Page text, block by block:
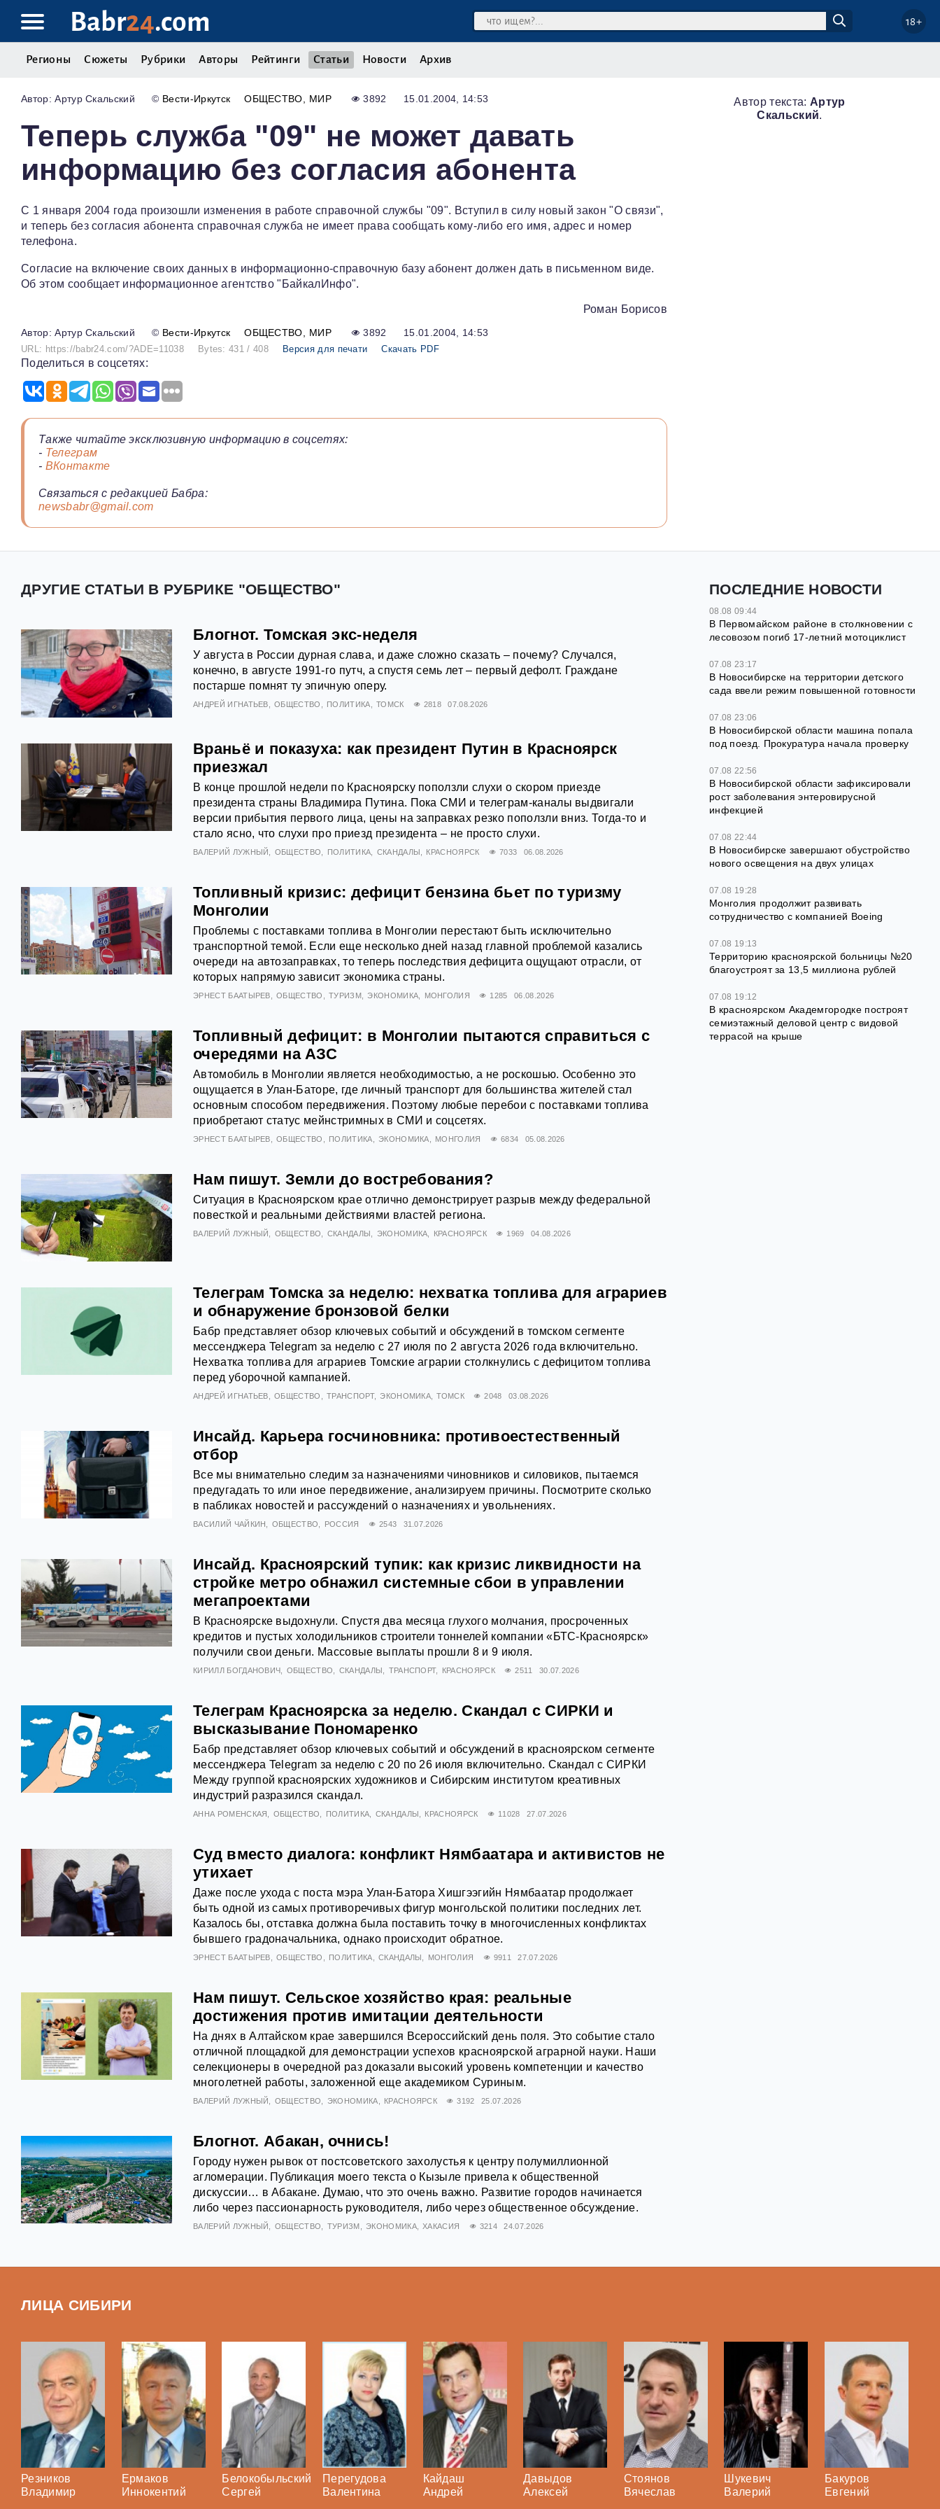
Babr24.com 18+
Регионы Сюжеты Рубрики Авторы Рейтинги Статьи Новости Архив
Артур Скальский © Вести-Иркутск ОБЩЕСТВО МИР 3892 15.01.2004, 14:53
Теперь служба "09" не может давать
информацию без согласия абонента
С 1 января 2004 года произошли изменения в работе справочной службы "09". Вступил в силу новый закон "О связи",
и теперь без согласия абонента справочная служба не имеет права сообщать кому-либо его имя, адрес и номер
телефона.
Согласие на включение своих данных в информационно-справочную базу абонент должен дать в письменном виде.
Об этом сообщает информационное агентство "БайкалИнфо".
Роман Борисов
Артур Скальский © Вести-Иркутск ОБЩЕСТВО МИР 3892 15.01.2004, 14:53
URL: https://babr24.com/?ADE=11038 Bytes: 431 / 408 Версия для печати Скачать PDF
Поделиться в соцсетях:
Также читайте эксклюзивную информацию в соцсетях:
- Телеграм
- ВКонтакте
Связаться с редакцией Бабра:
newsbabr@gmail.com
Автор текста: Артур
Скальский.
ДРУГИЕ СТАТЬИ В РУБРИКЕ "ОБЩЕСТВО"
Блогнот. Томская экс-неделя
У августа в России дурная слава, и даже сложно сказать – почему? Случался,
конечно, в августе 1991-го путч, а спустя семь лет – первый дефолт. Граждане
постарше помнят ту эпичную оперу.
АНДРЕЙ ИГНАТЬЕВ ОБЩЕСТВО ПОЛИТИКА ТОМСК 2818 07.08.2026
Враньё и показуха: как президент Путин в Красноярск
приезжал
В конце прошлой недели по Красноярску поползли слухи о скором приезде
президента страны Владимира Путина. Пока СМИ и телеграм-каналы выдвигали
версии прибытия первого лица, цены на заправках резко поползли вниз. Тогда-то и
стало ясно, что слухи про приезд президента – не просто слухи.
ВАЛЕРИЙ ЛУЖНЫЙ ОБЩЕСТВО ПОЛИТИКА СКАНДАЛЫ КРАСНОЯРСК 7033 06.08.2026
Топливный кризис: дефицит бензина бьет по туризму
Монголии
Проблемы с поставками топлива в Монголии перестают быть исключительно
транспортной темой. Если еще несколько дней назад главной проблемой казались
очереди на автозаправках, то теперь последствия дефицита ощущают отрасли, от
которых напрямую зависит экономика страны.
ЭРНЕСТ БААТЫРЕВ ОБЩЕСТВО ТУРИЗМ ЭКОНОМИКА МОНГОЛИЯ 1285 06.08.2026
Топливный дефицит: в Монголии пытаются справиться с
очередями на АЗС
Автомобиль в Монголии является необходимостью, а не роскошью. Особенно это
ощущается в Улан-Баторе, где личный транспорт для большинства жителей стал
основным способом передвижения. Поэтому любые перебои с поставками топлива
приобретают статус мейнстримных в СМИ и соцсетях.
ЭРНЕСТ БААТЫРЕВ ОБЩЕСТВО ПОЛИТИКА ЭКОНОМИКА МОНГОЛИЯ 6834 05.08.2026
Нам пишут. Земли до востребования?
Ситуация в Красноярском крае отлично демонстрирует разрыв между федеральной
повесткой и реальными действиями властей региона.
ВАЛЕРИЙ ЛУЖНЫЙ ОБЩЕСТВО СКАНДАЛЫ ЭКОНОМИКА КРАСНОЯРСК 1969 04.08.2026
Телеграм Томска за неделю: нехватка топлива для аграриев
и обнаружение бронзовой белки
Бабр представляет обзор ключевых событий и обсуждений в томском сегменте
мессенджера Telegram за неделю с 27 июля по 2 августа 2026 года включительно.
Нехватка топлива для аграриев Томские аграрии столкнулись с дефицитом топлива
перед уборочной кампанией.
АНДРЕЙ ИГНАТЬЕВ ОБЩЕСТВО ТРАНСПОРТ ЭКОНОМИКА ТОМСК 2048 03.08.2026
Инсайд. Карьера госчиновника: противоестественный
отбор
Все мы внимательно следим за назначениями чиновников и силовиков, пытаемся
предугадать то или иное передвижение, анализируем причины. Посмотрите сколько
в пабликах новостей и рассуждений о назначениях и увольнениях.
ВАСИЛИЙ ЧАЙКИН ОБЩЕСТВО РОССИЯ 2543 31.07.2026
Инсайд. Красноярский тупик: как кризис ликвидности на
стройке метро обнажил системные сбои в управлении
мегапроектами
В Красноярске выдохнули. Спустя два месяца глухого молчания, просроченных
кредитов и пустых холодильников строители тоннелей компании «БТС-Красноярск»
получили свои деньги. Массовые выплаты прошли 8 и 9 июля.
КИРИЛЛ БОГДАНОВИЧ ОБЩЕСТВО СКАНДАЛЫ ТРАНСПОРТ КРАСНОЯРСК 2511 30.07.2026
Телеграм Красноярска за неделю. Скандал с СИРКИ и
высказывание Пономаренко
Бабр представляет обзор ключевых событий и обсуждений в красноярском сегменте
мессенджера Telegram за неделю с 20 по 26 июля включительно. Скандал с СИРКИ
Между группой красноярских художников и Сибирским институтом креативных
индустрий разразился скандал.
АННА РОМЕНСКАЯ ОБЩЕСТВО ПОЛИТИКА СКАНДАЛЫ КРАСНОЯРСК 11028 27.07.2026
Суд вместо диалога: конфликт Нямбаатара и активистов не
утихает
Даже после ухода с поста мэра Улан-Батора Хишгээгийн Нямбаатар продолжает
быть одной из самых противоречивых фигур монгольской политики последних лет.
Казалось бы, отставка должна была поставить точку в многочисленных конфликтах
бывшего градоначальника, однако происходит обратное.
ЭРНЕСТ БААТЫРЕВ ОБЩЕСТВО ПОЛИТИКА СКАНДАЛЫ МОНГОЛИЯ 9911 27.07.2026
Нам пишут. Сельское хозяйство края: реальные
достижения против имитации деятельности
На днях в Алтайском крае завершился Всероссийский день поля. Это событие стало
отличной площадкой для демонстрации успехов красноярской аграрной науки. Наши
селекционеры в очередной раз доказали высокий уровень компетенции и качество
многолетней работы, заложенной еще академиком Суриным.
ВАЛЕРИЙ ЛУЖНЫЙ ОБЩЕСТВО ЭКОНОМИКА КРАСНОЯРСК 3192 25.07.2026
Блогнот. Абакан, очнись!
Городу нужен рывок от постсоветского захолустья к центру полумиллионной
агломерации. Публикация моего текста о Кызыле привела к общественной
дискуссии… в Абакане. Думаю, что это очень важно. Развитие городов начинается
либо через пассионарность руководителя, либо через общественное обсуждение.
ВАЛЕРИЙ ЛУЖНЫЙ ОБЩЕСТВО ТУРИЗМ ЭКОНОМИКА ХАКАСИЯ 3214 24.07.2026
ПОСЛЕДНИЕ НОВОСТИ
08.08 09:44
В Первомайском районе в столкновении с
лесовозом погиб 17-летний мотоциклист
07.08 23:17
В Новосибирске на территории детского
сада ввели режим повышенной готовности
07.08 23:06
В Новосибирской области машина попала
под поезд. Прокуратура начала проверку
07.08 22:56
В Новосибирской области зафиксировали
рост заболевания энтеровирусной
инфекцией
07.08 22:44
В Новосибирске завершают обустройство
нового освещения на двух улицах
07.08 19:28
Монголия продолжит развивать
сотрудничество с компанией Boeing
07.08 19:13
Территорию красноярской больницы №20
благоустроят за 13,5 миллиона рублей
07.08 19:12
В красноярском Академгородке построят
семиэтажный деловой центр с видовой
террасой на крыше
ЛИЦА СИБИРИ
Резников
Владимир
Ермаков
Иннокентий
Белокобыльский
Сергей
Перегудова
Валентина
Кайдаш
Андрей
Давыдов
Алексей
Стоянов
Вячеслав
Шукевич
Валерий
Бакуров
Евгений